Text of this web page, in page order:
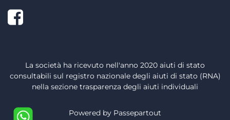
Facebook
La società ha ricevuto nell'anno 2020 aiuti di stato
consultabili sul registro nazionale degli aiuti di stato (RNA)
nella sezione trasparenza degli aiuti individuali
Powered by Passepartout